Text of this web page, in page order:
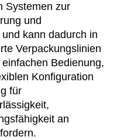
Systemen zur
und
kann dadurch in
Verpackungslinien
Bedienung,
Konfiguration
für
an